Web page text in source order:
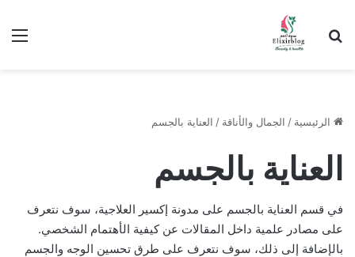
ابحث عن
الرئيسية / الجمال والأناقة / العناية بالجسم
العناية بالجسم
في قسم العناية بالجسم على مدونة إكسير العلاجية، سوف نتعرف
على مصادر علمية داخل المقالات عن كيفية الأهتمام الشخصي.
بالإضافة إلى ذلك، سوف نتعرف على طرق تحسين الوجه والجسم